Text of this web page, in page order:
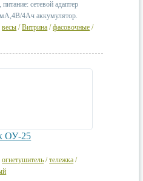
сетевой адаптер
4Ач аккумулятор.
весы /Витрина /фасовочные /
ОУ-25
огнетушитель /тележка /